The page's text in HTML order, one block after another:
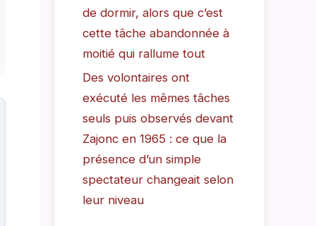
de dormir, alors que c’est
cette tâche abandonnée à
moitié qui rallume tout
Des volontaires ont
exécuté les mêmes tâches
seuls puis observés devant
Zajonc en 1965 : ce que la
présence d’un simple
spectateur changeait selon
leur niveau